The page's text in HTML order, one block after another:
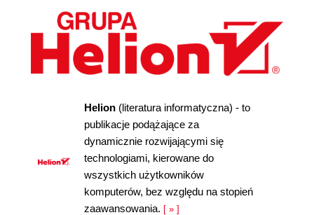
Helion (literatura informatyczna) - to
publikacje podążające za
dynamicznie rozwijającymi się
technologiami, kierowane do
wszystkich użytkowników
komputerów, bez względu na stopień
zaawansowania.
[ » ]